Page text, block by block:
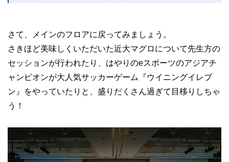
さて、メインのフロアに戻ってみましょう。
さきほど美味しくいただいた近大マグロについて先生方の
セッションが行われたり、はやりのeスポーツのアジアチ
ャンピオンが大人気サッカーゲーム『ウイニングイレブ
ン』をやっていたりと、盛りだくさん過ぎて目移りしちゃ
う！